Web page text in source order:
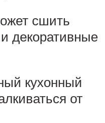
сшить
декоративные
кухонный
от